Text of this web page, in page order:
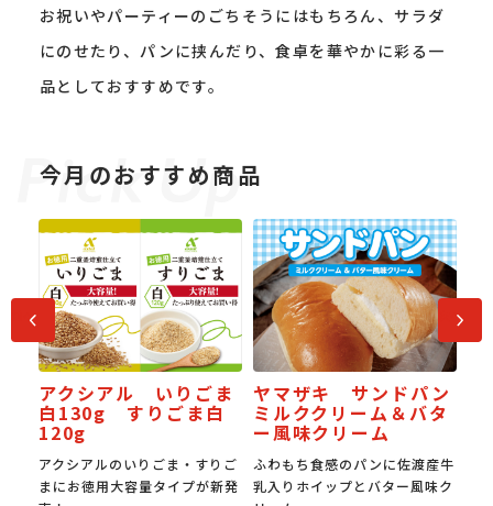
お祝いやパーティーのごちそうにはもちろん、サラダ
にのせたり、パンに挟んだり、食卓を華やかに彩る一
品としておすすめです。
今月のおすすめ商品
前へ
ヤマザキ サンドパン
ミルククリーム＆バタ
ー風味クリーム
ふわもち食感のパンに佐渡産牛
乳入りホイップとバター風味ク
JAPAN餃子大賞 金賞
受賞スタミナ焼き餃子
国産豚肉の旨みと国産野菜の甘
み。0.6㎜の超薄皮でもちもち
次へ